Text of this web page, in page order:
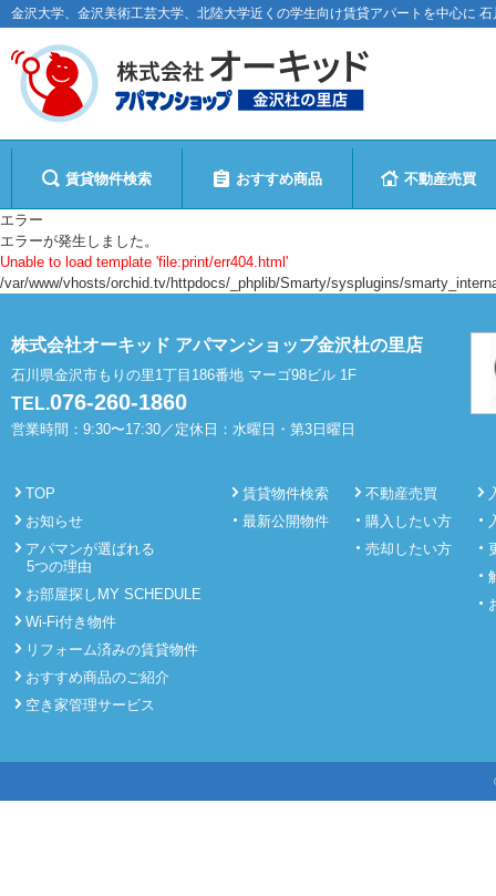
金沢大学、金沢美術工芸大学、北陸大学近くの学生向け賃貸アパートを中心に
賃貸物件検索 おすすめ商品 不動産売買
エラー
エラーが発生しました。
Unable to load template 'file:print/err404.html'
/var/www/vhosts/orchid.tv/httpdocs/_phplib/Smarty/sysplugins/
株式会社オーキッド アパマンショップ金沢杜の里店
石川県金沢市もりの里1丁目186番地 マーゴ98ビル 1F
TEL.076-260-1860
営業時間：9:30〜17:30／定休日：水曜日・第3日曜日
TOP
お知らせ
アパマンが選ばれる
5つの理由
お部屋探しMY SCHEDULE
Wi-Fi付き物件
リフォーム済みの賃貸物件
おすすめ商品のご紹介
空き家管理サービス
賃貸物件検索
最新公開物件
不動産売買
購入したい方
売却したい方